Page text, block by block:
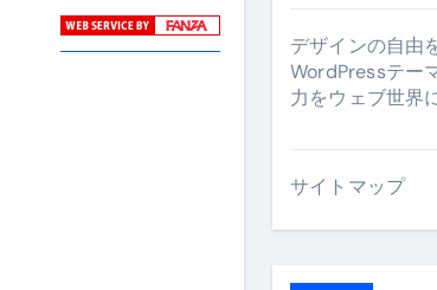
デザインの自由
WordPressテー
力をウェブ世界
サイトマップ